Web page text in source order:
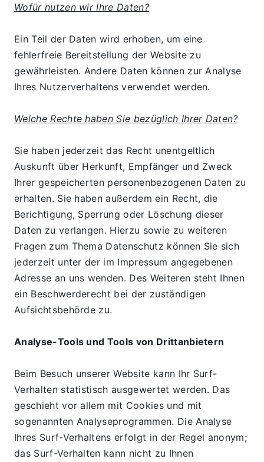
Wofür nutzen wir Ihre Daten?
Ein Teil der Daten wird erhoben, um eine
fehlerfreie Bereitstellung der Website zu
gewährleisten. Andere Daten können zur Analyse
Ihres Nutzerverhaltens verwendet werden.
Welche Rechte haben Sie bezüglich Ihrer Daten?
Sie haben jederzeit das Recht unentgeltlich
Auskunft über Herkunft, Empfänger und Zweck
Ihrer gespeicherten personenbezogenen Daten zu
erhalten. Sie haben außerdem ein Recht, die
Berichtigung, Sperrung oder Löschung dieser
Daten zu verlangen. Hierzu sowie zu weiteren
Fragen zum Thema Datenschutz können Sie sich
jederzeit unter der im Impressum angegebenen
Adresse an uns wenden. Des Weiteren steht Ihnen
ein Beschwerderecht bei der zuständigen
Aufsichtsbehörde zu.
Analyse-Tools und Tools von Drittanbietern
Beim Besuch unserer Website kann Ihr Surf-
Verhalten statistisch ausgewertet werden. Das
geschieht vor allem mit Cookies und mit
sogenannten Analyseprogrammen. Die Analyse
Ihres Surf-Verhaltens erfolgt in der Regel anonym;
das Surf-Verhalten kann nicht zu Ihnen